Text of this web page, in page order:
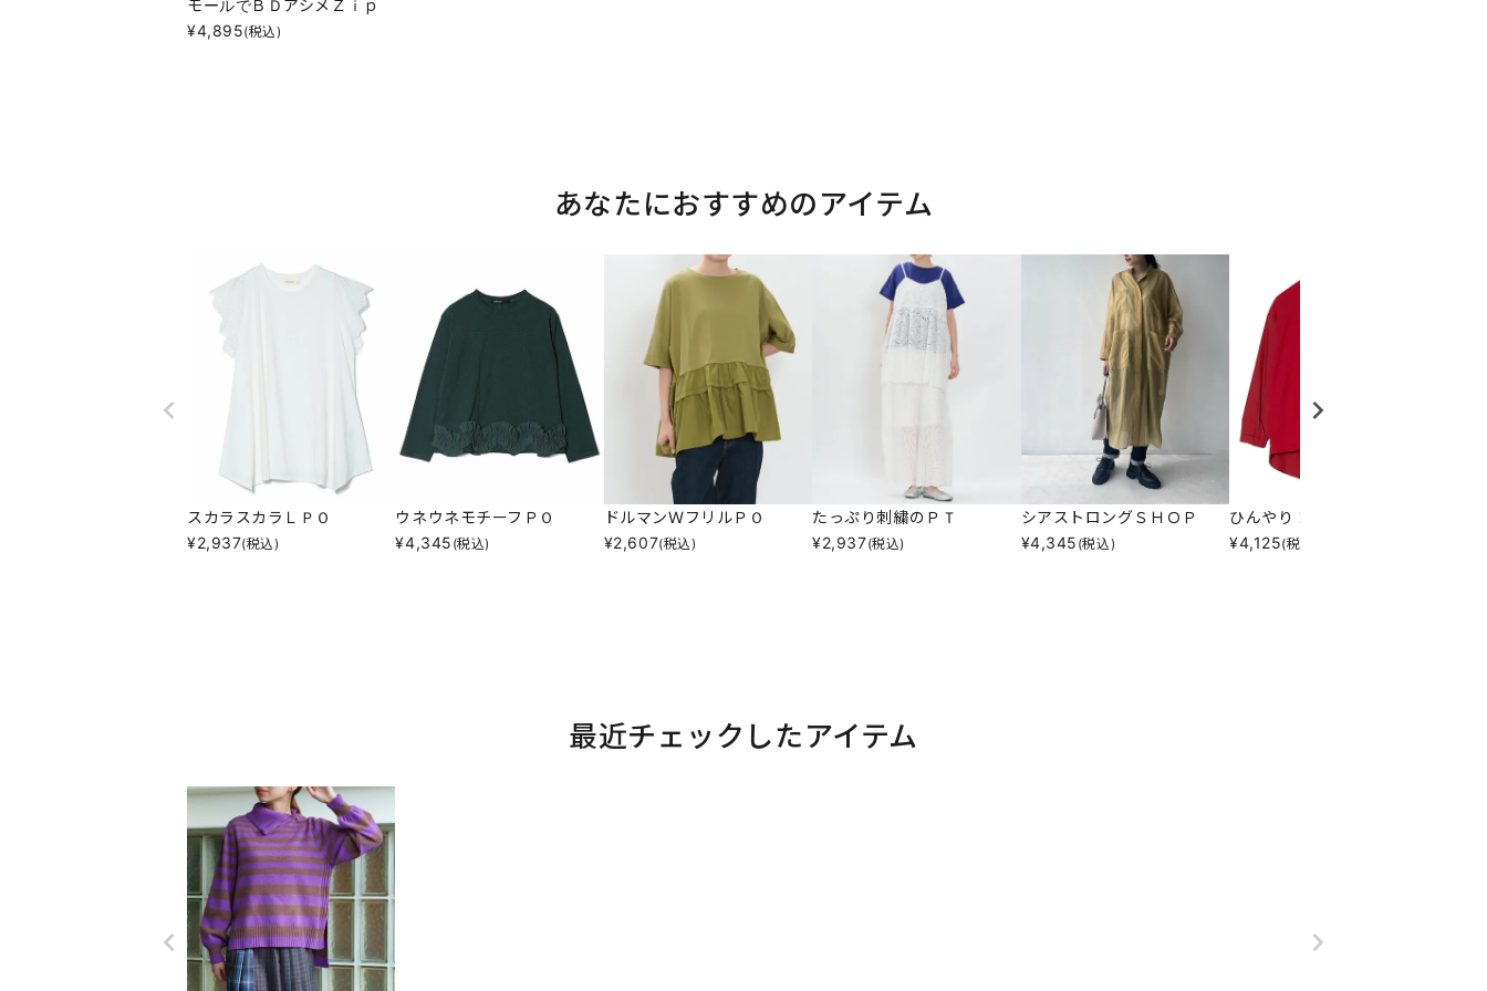
モールでＢＤアシメＺｉｐ
¥4,895(税込)
あなたにおすすめのアイテム
スカラスカラＬＰＯ
¥2,937(税込)
ウネウネモチーフＰＯ
¥4,345 (税込)
ドルマンＷフリルＰＯ
¥2,607(税込)
たっぷり刺繍のＰＴ
¥2,937(税込)
シアストロングＳＨＯＰ
¥4,345 (税込)
ひんやり！フハク切替ＰＯ
¥4,125(税込)
最近チェックしたアイテム